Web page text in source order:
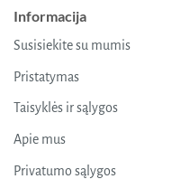
Informacija
Susisiekite su mumis
Pristatymas
Taisyklės ir sąlygos
Apie mus
Privatumo sąlygos